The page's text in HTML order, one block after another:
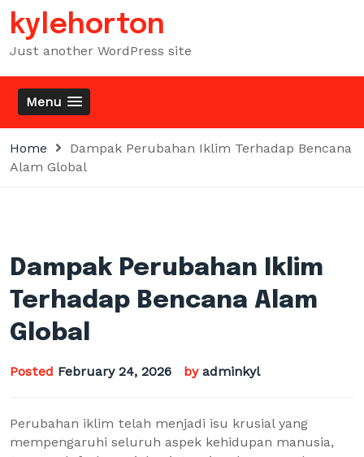
Skip
content
kylehorton
Just another WordPress site
Menu
Home
Dampak Perubahan Iklim Terhadap Bencana
Alam Global
Dampak Perubahan Iklim
Terhadap Bencana Alam
Global
Posted February 24, 2026 by adminkyl
Perubahan iklim telah menjadi isu krusial yang
mempengaruhi seluruh aspek kehidupan manusia,